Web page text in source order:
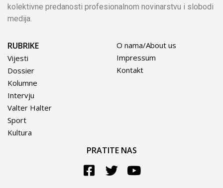
kolektivne predanosti profesionalnom novinarstvu i slobodi
medija.
RUBRIKE
Vijesti
Dossier
Kolumne
Intervju
Valter Halter
Sport
Kultura
O nama/About us
Impressum
Kontakt
PRATITE NAS